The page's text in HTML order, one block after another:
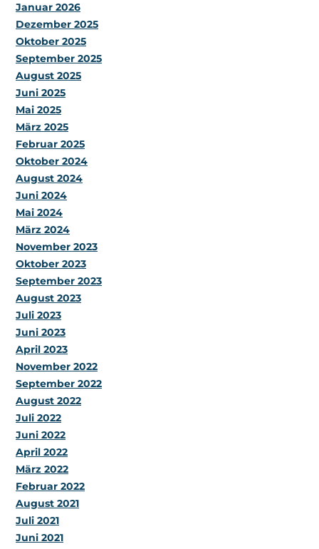
Januar 2026
Dezember 2025
Oktober 2025
September 2025
August 2025
Juni 2025
Mai 2025
März 2025
Februar 2025
Oktober 2024
August 2024
Juni 2024
Mai 2024
März 2024
November 2023
Oktober 2023
September 2023
August 2023
Juli 2023
Juni 2023
April 2023
November 2022
September 2022
August 2022
Juli 2022
Juni 2022
April 2022
März 2022
Februar 2022
August 2021
Juli 2021
Juni 2021